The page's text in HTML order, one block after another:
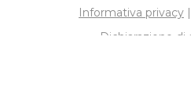
Informativa privacy |
Dichiarazione di